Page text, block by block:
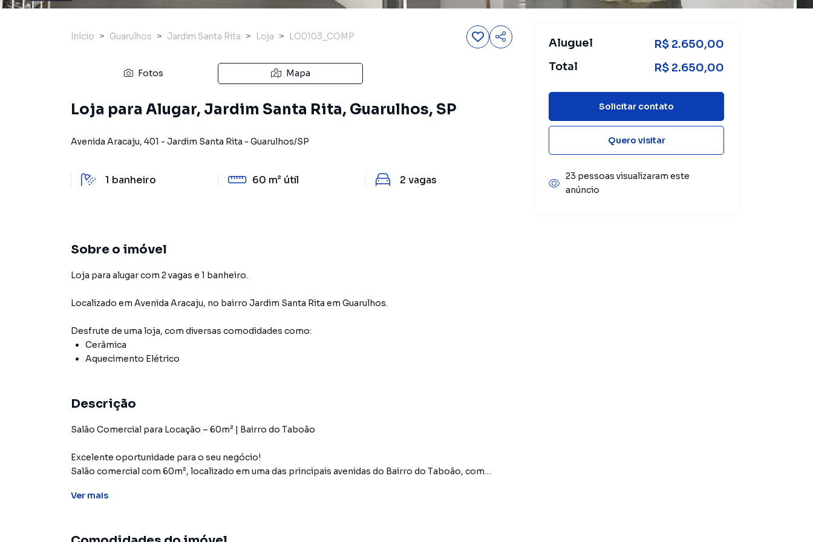
Início Guarulhos Jardim Santa Rita Loja LO0103_COMP
Fotos Mapa
Loja para Alugar, Jardim Santa Rita, Guarulhos, SP
Avenida Aracaju, 401 - Jardim Santa Rita - Guarulhos/SP
1 banheiro 60 m² útil 2 vagas
Sobre o imóvel
Loja para alugar com 2 vagas e 1 banheiro.
Localizado em Avenida Aracaju, no bairro Jardim Santa Rita em Guarulhos.
Desfrute de uma loja, com diversas comodidades como:
Cerâmica
Aquecimento Elétrico
Descrição
Salão Comercial para Locação – 60m² | Bairro do Taboão
Excelente oportunidade para o seu negócio!
Salão comercial com 60m², localizado em uma das principais avenidas do Bairro do Taboão, com
Ver mais
Aluguel
R$ 2.650,00
Total
R$ 2.650,00
Solicitar contato
Quero visitar
23 pessoas visualizaram este
anúncio